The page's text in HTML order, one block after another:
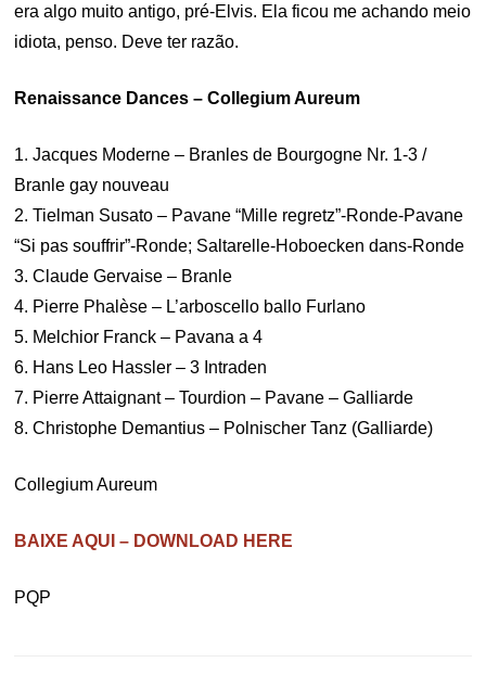
era algo muito antigo, pré-Elvis. Ela ficou me achando meio
idiota, penso. Deve ter razão.
Renaissance Dances – Collegium Aureum
1. Jacques Moderne – Branles de Bourgogne Nr. 1-3 /
Branle gay nouveau
2. Tielman Susato – Pavane “Mille regretz”-Ronde-Pavane
“Si pas souffrir”-Ronde; Saltarelle-Hoboecken dans-Ronde
3. Claude Gervaise – Branle
4. Pierre Phalèse – L’arboscello ballo Furlano
5. Melchior Franck – Pavana a 4
6. Hans Leo Hassler – 3 Intraden
7. Pierre Attaignant – Tourdion – Pavane – Galliarde
8. Christophe Demantius – Polnischer Tanz (Galliarde)
Collegium Aureum
BAIXE AQUI – DOWNLOAD HERE
PQP